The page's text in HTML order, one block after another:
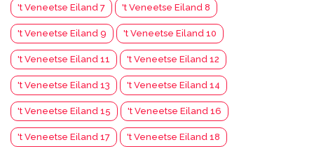
't Veneetse Eiland 7 't Veneetse Eiland 8
't Veneetse Eiland 9 't Veneetse Eiland 10
't Veneetse Eiland 11 't Veneetse Eiland 12
't Veneetse Eiland 13 't Veneetse Eiland 14
't Veneetse Eiland 15 't Veneetse Eiland 16
't Veneetse Eiland 17 't Veneetse Eiland 18